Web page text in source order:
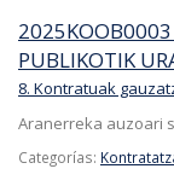
2025KOOB0003
PUBLIKOTIK
8. Kontratuak
Aranerreka auzoari
Categorías: